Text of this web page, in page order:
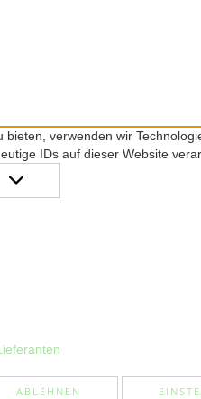
bieten, verwenden wir
IDs auf dieser Website
ABLEHNEN